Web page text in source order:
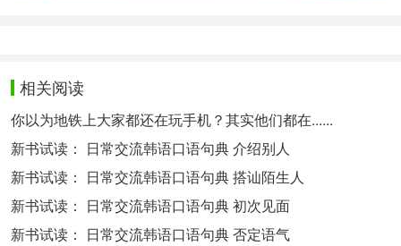
相关阅读
你以为地铁上大家都还在玩手机？其实他们都在......
新书试读： 日常交流韩语口语句典 介绍别人
新书试读： 日常交流韩语口语句典 搭讪陌生人
新书试读： 日常交流韩语口语句典 初次见面
新书试读： 日常交流韩语口语句典 否定语气